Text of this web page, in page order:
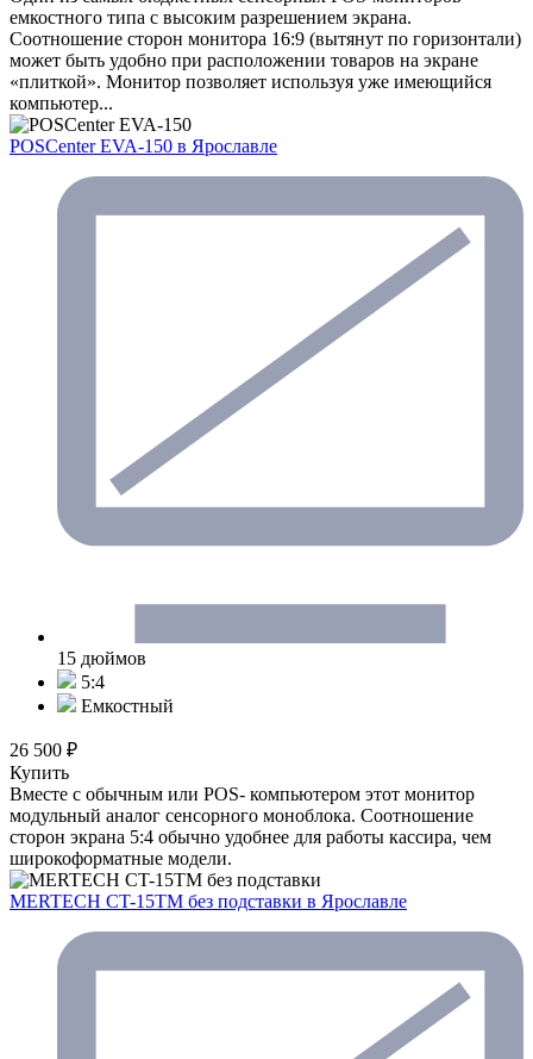
емкостного типа с высоким разрешением экрана.
Соотношение сторон монитора 16:9 (вытянут по горизонтали)
может быть удобно при расположении товаров на экране
«плиткой». Монитор позволяет используя уже имеющийся
компьютер...
POSCenter EVA-150 в Ярославле
15 дюймов
5:4
Емкостный
26 500 ₽
Купить
Вместе с обычным или POS- компьютером этот монитор
модульный аналог сенсорного моноблока. Соотношение
сторон экрана 5:4 обычно удобнее для работы кассира, чем
широкоформатные модели.
MERTECH CT-15ТM без подставки в Ярославле